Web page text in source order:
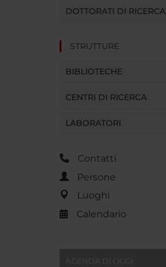
DOTTORATI DI RICERCA
STRUTTURE
BIBLIOTECHE
CENTRI DI RICERCA
LABORATORI
Contatti
Persone
Luoghi
Calendario